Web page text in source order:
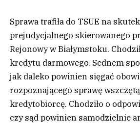
Sprawa trafiła do TSUE na
prejudycjalnego skierowanego
Rejonowy w Białymstoku.
kredytu darmowego. Sednem
jak daleko powinien sięgać
rozpoznającego sprawę
kredytobiorcę. Chodziło o
czy sąd powinien samodzielnie